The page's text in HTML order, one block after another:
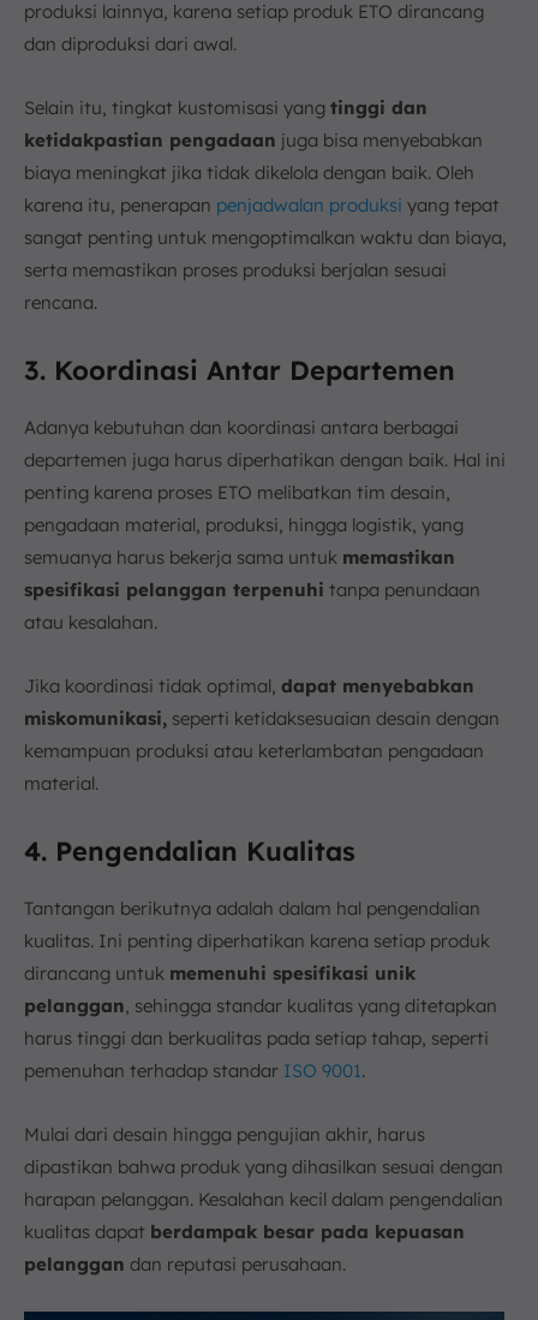
produksi lainnya, karena setiap produk ETO dirancang
dan diproduksi dari awal.
Selain itu, tingkat kustomisasi yang tinggi dan
ketidakpastian pengadaan juga bisa menyebabkan
biaya meningkat jika tidak dikelola dengan baik. Oleh
karena itu, penerapan penjadwalan produksi yang tepat
sangat penting untuk mengoptimalkan waktu dan biaya,
serta memastikan proses produksi berjalan sesuai
rencana.
3. Koordinasi Antar Departemen
Adanya kebutuhan dan koordinasi antara berbagai
departemen juga harus diperhatikan dengan baik. Hal ini
penting karena proses ETO melibatkan tim desain,
pengadaan material, produksi, hingga logistik, yang
semuanya harus bekerja sama untuk memastikan
spesifikasi pelanggan terpenuhi tanpa penundaan
atau kesalahan.
Jika koordinasi tidak optimal, dapat menyebabkan
miskomunikasi, seperti ketidaksesuaian desain dengan
kemampuan produksi atau keterlambatan pengadaan
material.
4. Pengendalian Kualitas
Tantangan berikutnya adalah dalam hal pengendalian
kualitas. Ini penting diperhatikan karena setiap produk
dirancang untuk memenuhi spesifikasi unik
pelanggan , sehingga standar kualitas yang ditetapkan
harus tinggi dan berkualitas pada setiap tahap, seperti
pemenuhan terhadap standar ISO 9001.
Mulai dari desain hingga pengujian akhir, harus
dipastikan bahwa produk yang dihasilkan sesuai dengan
harapan pelanggan. Kesalahan kecil dalam pengendalian
kualitas dapat berdampak besar pada kepuasan
pelanggan dan reputasi perusahaan.